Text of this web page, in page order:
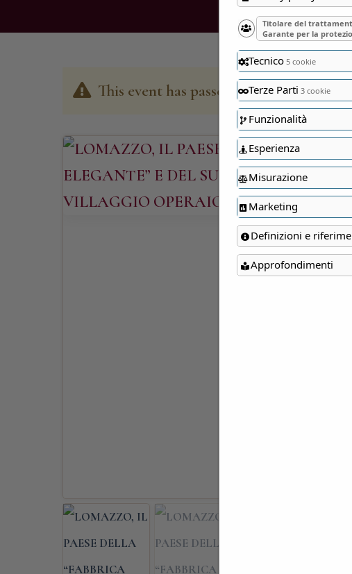
This event has passed
Titolare del
Garante per la
Tecnico 5 cookie
Terze Parti 3 cookie
Funzionalità
Esperienza
Misurazione
Marketing
Definizioni e
Approfondimenti